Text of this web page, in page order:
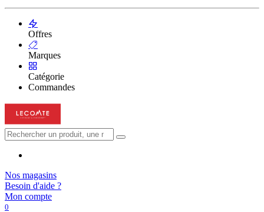
Offres
Marques
Catégorie
Commandes
Nos magasins
Besoin d'aide ?
Mon compte
0